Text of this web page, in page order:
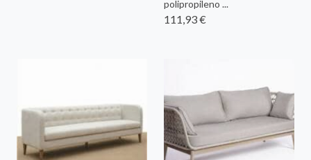
polipropileno ...
111,93 €